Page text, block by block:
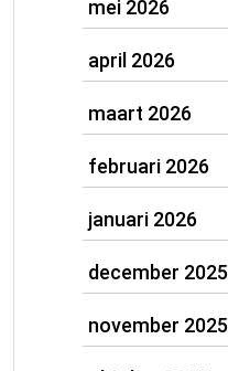
mei 2026
april 2026
maart 2026
februari 2026
januari 2026
december 2025
november 2025